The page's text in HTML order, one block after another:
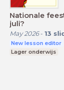
Nationale
juli?
May 2026- 13
New lesson editor
Lager onderwijs